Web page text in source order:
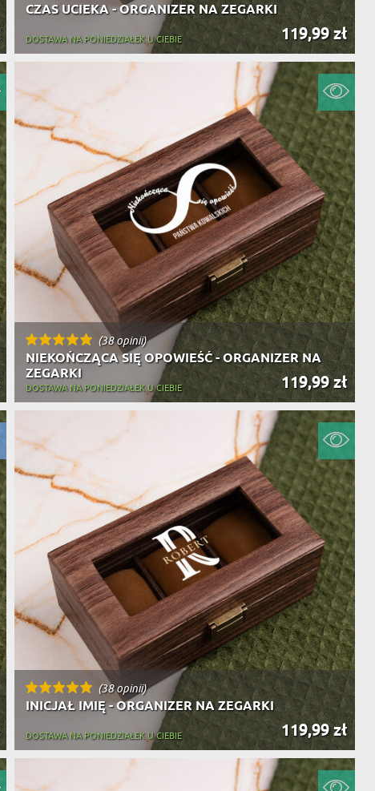
CZAS UCIEKA - ORGANIZER NA ZEGARKI
119,99 zł
DOSTAWA NA PONIEDZIAŁEK U CIEBIE
(38 opinii)
NIEKOŃCZĄCA SIĘ OPOWIEŚĆ - ORGANIZER NA
ZEGARKI
119,99 zł
DOSTAWA NA PONIEDZIAŁEK U CIEBIE
(38 opinii)
INICJAŁ IMIĘ - ORGANIZER NA ZEGARKI
119,99 zł
DOSTAWA NA PONIEDZIAŁEK U CIEBIE